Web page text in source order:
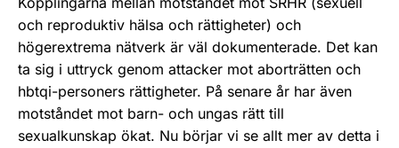
och reproduktiv hälsa och rättigheter) och
högerextrema nätverk är väl dokumenterade. Det kan
ta sig i uttryck genom attacker mot aborträtten och
hbtqi-personers rättigheter. På senare år har även
motståndet mot barn- och ungas rätt till
sexualkunskap ökat. Nu börjar vi se allt mer av detta i